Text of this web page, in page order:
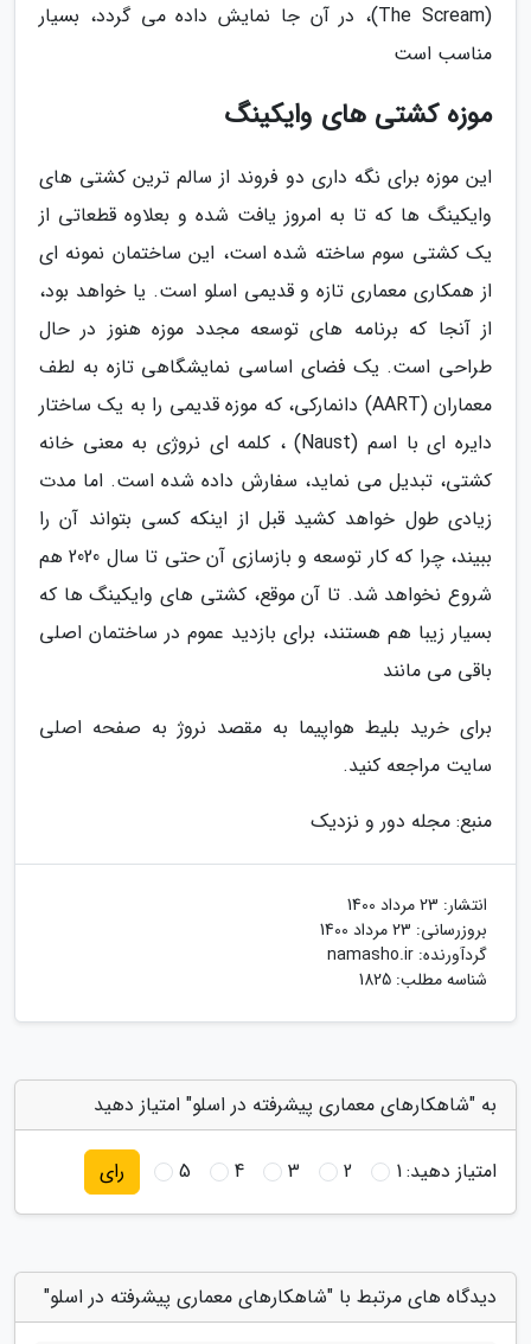
(The Scream)، در آن جا نمایش داده می گردد، بسیار
مناسب است
موزه کشتی های وایکینگ
این موزه برای نگه داری دو فروند از سالم ترین کشتی های
وایکینگ ها که تا به امروز یافت شده و بعلاوه قطعاتی از
یک کشتی سوم ساخته شده است، این ساختمان نمونه ای
از همکاری معماری تازه و قدیمی اسلو است. یا خواهد بود،
از آنجا که برنامه های توسعه مجدد موزه هنوز در حال
طراحی است. یک فضای اساسی نمایشگاهی تازه به لطف
معماران (AART) دانمارکی، که موزه قدیمی را به یک ساختار
دایره ای با اسم (Naust) ، کلمه ای نروژی به معنی خانه
کشتی، تبدیل می نماید، سفارش داده شده است. اما مدت
زیادی طول خواهد کشید قبل از اینکه کسی بتواند آن را
ببیند، چرا که کار توسعه و بازسازی آن حتی تا سال 2020 هم
شروع نخواهد شد. تا آن موقع، کشتی های وایکینگ ها که
بسیار زیبا هم هستند، برای بازدید عموم در ساختمان اصلی
باقی می مانند
برای خرید بلیط هواپیما به مقصد نروژ به صفحه اصلی
سایت مراجعه کنید.
منبع: مجله دور و نزدیک
انتشار: 23 مرداد 1400
بروزرسانی: 23 مرداد 1400
گردآورنده: namasho.ir
شناسه مطلب: 1825
به "شاهکارهای معماری پیشرفته در اسلو" امتیاز دهید
امتیاز دهید:1
2
3
4
5 رای
دیدگاه های مرتبط با "شاهکارهای معماری پیشرفته در اسلو"